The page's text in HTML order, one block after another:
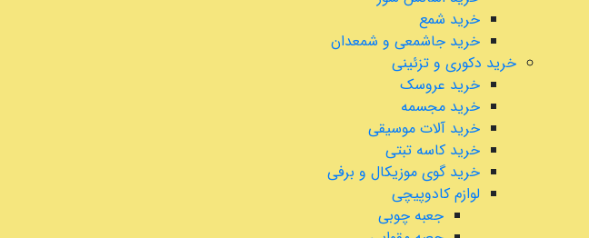
خرید شمع
خرید جاشمعی و شمعدان
خرید دکوری و تزئینی
خرید عروسک
خرید مجسمه
خرید آلات موسیقی
خرید کاسه تبتی
خرید گوی موزیکال و برفی
لوازم کادوپیچی
جعبه چوبی